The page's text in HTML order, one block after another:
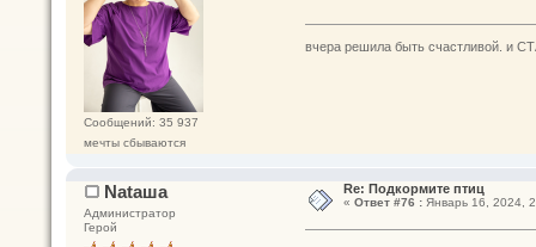
Сообщений: 35 937
мечты сбываются
вчера решила быть счастливой. и
Nataшa
Администратор
Герой
Re: Подкормите птиц
« Ответ #76 :Январь 16, 2024,